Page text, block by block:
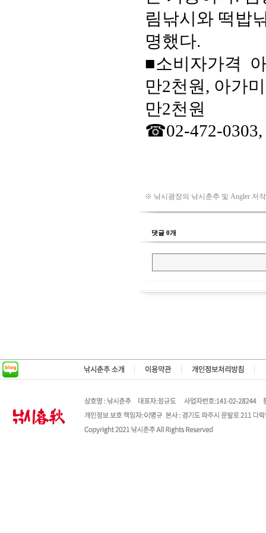
※ 낚시광장의 낚시춘추 및 Angler 저
댓글 0개